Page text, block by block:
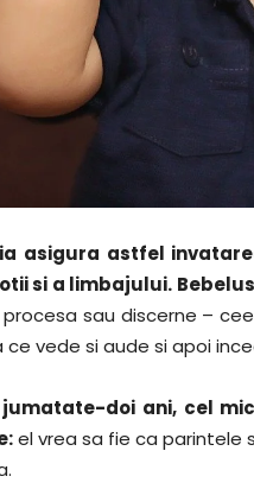
asigura astfel
si a limbajului.
sau discerne –
vede si aude si apoi
doi ani, cel
el vrea sa fie ca parintele